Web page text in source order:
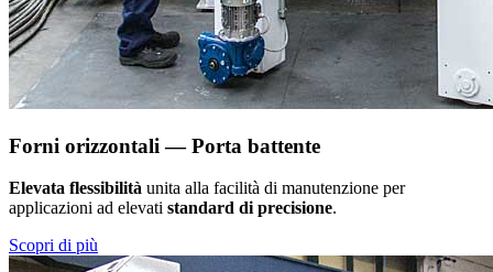
Forni orizzontali — Porta battente
Elevata flessibilità unita alla facilità di manutenzione per
applicazioni ad elevati standard di precisione.
Scopri di più